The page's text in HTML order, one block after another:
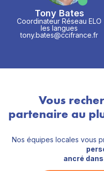
Tony Bates
Coordinateur Réseau ELO
les langues
tony.bates@ccifrance.fr
Vous
partenaire au
Nos équipes locales vous
ancré